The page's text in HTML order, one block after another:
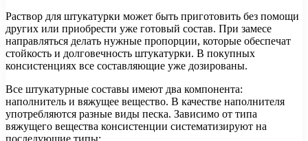
Раствор для штукатурки может быть приготовить без помощи
других или приобрести уже готовый состав. При замесе
направляться делать нужные пропорции, которые обеспечат
стойкость и долговечность штукатурки. В покупных
консистенциях все составляющие уже дозированы.
Все штукатурные составы имеют два компонента:
наполнитель и вяжущее вещество. В качестве наполнителя
употребляются разные виды песка. Зависимо от типа
вяжущего вещества консистенции систематизируют на